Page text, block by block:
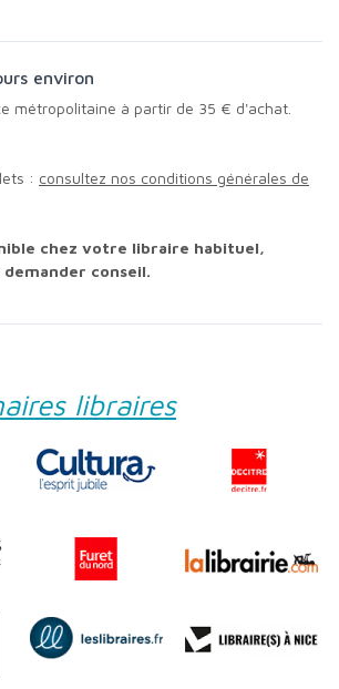
environ
métropolitaine à partir de 35 € d'achat.
: consultez nos conditions générales de
conseil.
libraires